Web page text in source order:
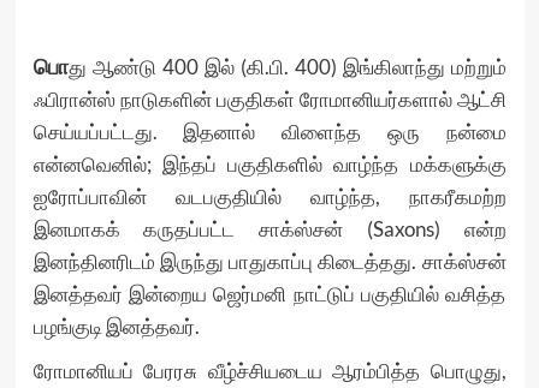
பொது ஆண்டு 400 இல் (கி.பி. 400) இங்கிலாந்து மற்றும்
ஃபிரான்ஸ் நாடுகளின் பகுதிகள் ரோமானியர்களால் ஆட்சி
செய்யப்பட்டது. இதனால் விளைந்த ஒரு நன்மை
என்னவெனில்; இந்தப் பகுதிகளில் வாழ்ந்த மக்களுக்கு
ஐரோப்பாவின் வடபகுதியில் வாழ்ந்த, நாகரீகமற்ற
இனமாகக் கருதப்பட்ட சாக்ஸ்சன் (Saxons) என்ற
இனந்தினரிடம் இருந்து பாதுகாப்பு கிடைத்தது. சாக்ஸ்சன்
இனத்தவர் இன்றைய ஜெர்மனி நாட்டுப் பகுதியில் வசித்த
பழங்குடி இனத்தவர்.
ரோமானியப் பேரரசு வீழ்ச்சியடைய ஆரம்பித்த பொழுது,